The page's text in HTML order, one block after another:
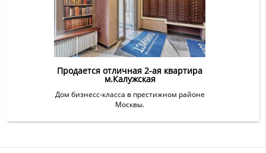
Продается отличная 2-ая квартира
м.Калужская
Дом бизнесс-класса в престижном районе
Москвы.